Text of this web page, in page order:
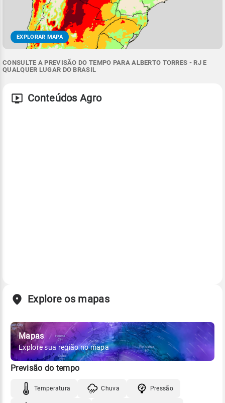
EXPLORAR MAPA
CONSULTE A PREVISÃO DO TEMPO PARA ALBERTO TORRES - RJ E
QUALQUER LUGAR DO BRASIL
Conteúdos Agro
Explore os mapas
Mapas
Explore sua região no mapa
Previsão do tempo
Temperatura Chuva Pressão